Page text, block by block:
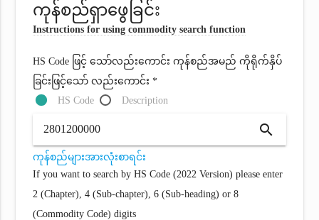
ကုန်စည်ရှာဖွေခြင်း
Instructions for using commodity search function
HS Code ဖြင့် သော်လည်းကောင်း ကုန်စည်အမည် ကိုရိုက်နှိပ်
ခြင်းဖြင့်သော် လည်းကောင်း *
HS Code
Description
search
ကုန်စည်များအားလုံးစာရင်း
If you want to search by HS Code (2022 Version) please enter
2 (Chapter), 4 (Sub-chapter), 6 (Sub-heading) or 8
(Commodity Code) digits